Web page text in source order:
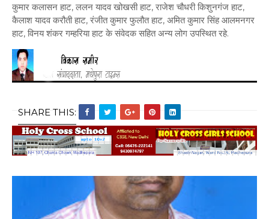
कुमार कलासन हाट, ललन यादव खोखसी हाट, राजेश चौधरी किशुनगंज हाट,
कैलाश यादव करौती हाट, रंजीत कुमार फुलौत हाट, अमित कुमार सिंह आलमनगर
हाट, विनय शंकर गम्हरिया हाट के संवेदक सहित अन्य लोग उपस्थित रहे.
SHARE THIS: